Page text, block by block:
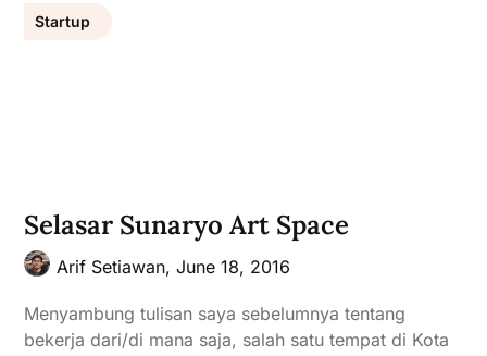
Startup
Selasar Sunaryo Art Space
Arif Setiawan,June 18, 2016
Menyambung tulisan saya sebelumnya tentang
bekerja dari/di mana saja, salah satu tempat di Kota